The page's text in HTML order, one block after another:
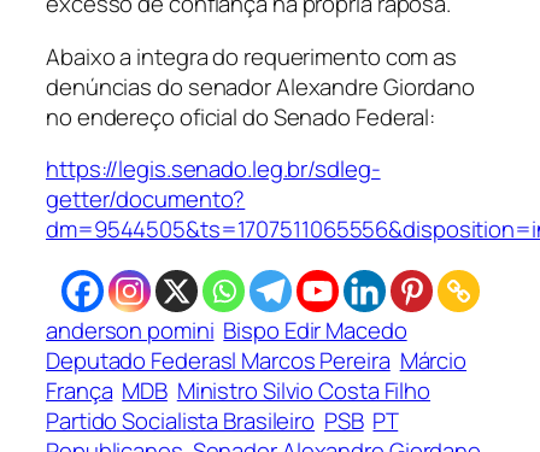
Abaixo a integra do requerimento com as
denúncias do senador Alexandre Giordano
no endereço oficial do Senado Federal:
https://legis.senado.leg.br/sdleg-
getter/documento?
anderson pomini Bispo Edir Macedo
Deputado Federasl Marcos Pereira Márcio
França MDB Ministro Silvio Costa Filho
Partido Socialista Brasileiro PSB PT